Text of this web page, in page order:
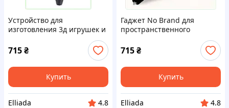
Устройство для
изготовления 3д игрушек и
715₴
Купить
Elliada
4.8
Гаджет No Brand для
пространственного
(2104619156), 9B03A2K469
715₴
Купить
Elliada
4.8